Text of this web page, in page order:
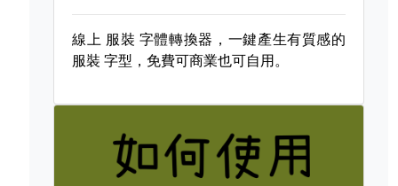
線上 服裝 字體轉換器，一鍵產生有質感的
服裝 字型，免費可商業也可自用。